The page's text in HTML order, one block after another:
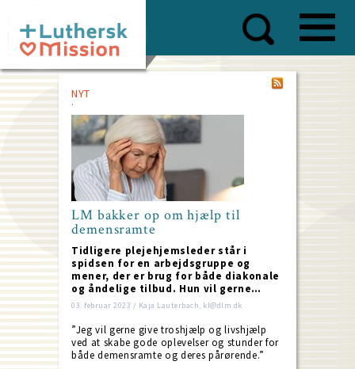
main
content
NYT
LM bakker op om hjælp til
demensramte
Tidligere plejehjemsleder står i
spidsen for en arbejdsgruppe og
mener, der er brug for både diakonale
og åndelige tilbud. Hun vil gerne…
03. februar 2023 / Kaja Lauterbach, kl@dlm.dk
”Jeg vil gerne give troshjælp og livshjælp
ved at skabe gode oplevelser og stunder for
både demensramte og deres pårørende.”